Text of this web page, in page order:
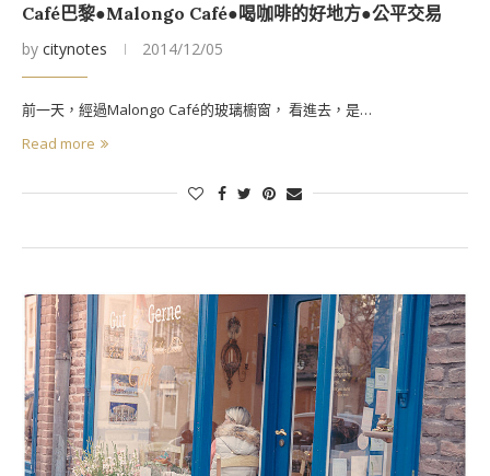
Café巴黎●Malongo Café●喝咖啡的好地方●公平交易
by citynotes 2014/12/05
前一天，經過Malongo Café的玻璃櫥窗， 看進去，是…
Read more